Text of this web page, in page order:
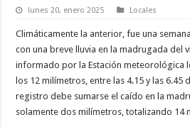
lunes 20, enero 2025 Locales
Climáticamente la anterior, fue una
con una breve lluvia en la madrugada del
informado por la Estación meteorológica
los 12 milímetros, entre las 4.15 y las 6.45
registro debe sumarse el caído en la
solamente dos milímetros, totalizando 14